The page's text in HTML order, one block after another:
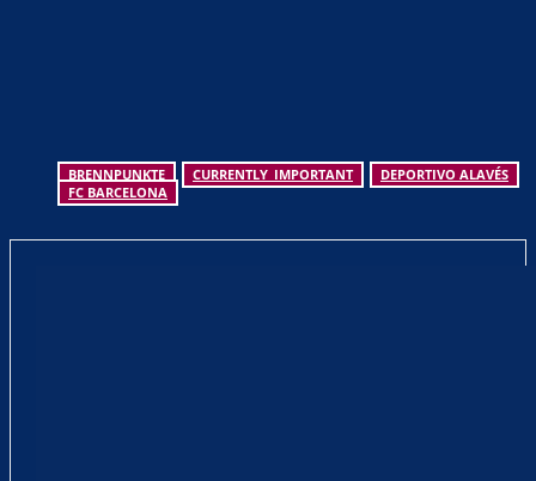
BRENNPUNKTE CURRENTLY_IMPORTANT
DEPORTIVO ALAVÉS
FC BARCELONA